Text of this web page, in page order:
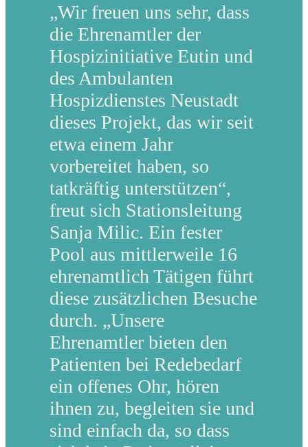
„Wir freuen uns sehr, dass
die Ehrenamtler der
Hospizinitiative Eutin und
des Ambulanten
Hospizdienstes Neustadt
dieses Projekt, das wir seit
etwa einem Jahr
vorbereitet haben, so
tatkräftig unterstützen“,
freut sich Stationsleitung
Sanja Milic. Ein fester
Pool aus mittlerweile 16
ehrenamtlich Tätigen führt
diese zusätzlichen Besuche
durch. „Unsere
Ehrenamtler bieten den
Patienten bei Redebedarf
ein offenes Ohr, hören
ihnen zu, begleiten sie und
sind einfach da, so dass